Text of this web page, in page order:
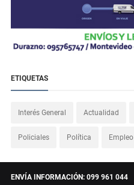
ETIQUETAS
Interés General Actualidad
Policiales Política Empleo
ENVÍA INFORMACIÓN: 099 961 044